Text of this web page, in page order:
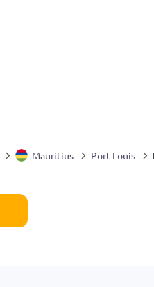
Mauritius Port Louis